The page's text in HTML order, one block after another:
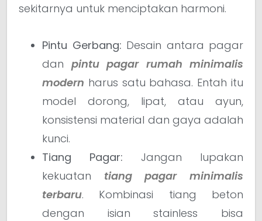
sekitarnya untuk menciptakan harmoni.
Pintu Gerbang: Desain antara pagar
dan pintu pagar rumah minimalis
modern harus satu bahasa. Entah itu
model dorong, lipat, atau ayun,
konsistensi material dan gaya adalah
kunci.
Tiang Pagar: Jangan lupakan
kekuatan tiang pagar minimalis
terbaru. Kombinasi tiang beton
dengan isian stainless bisa